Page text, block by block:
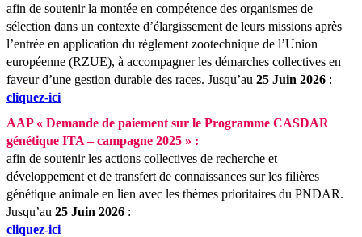
afin de soutenir la montée en compétence des organismes de
sélection dans un contexte d’élargissement de leurs missions après
l’entrée en application du règlement zootechnique de l’Union
européenne (RZUE), à accompagner les démarches collectives en
faveur d’une gestion durable des races. Jusqu’au 25 Juin 2026 :
cliquez-ici
AAP « Demande de paiement sur le Programme CASDAR
génétique ITA – campagne 2025 » :
afin de soutenir les actions collectives de recherche et
développement et de transfert de connaissances sur les filières
génétique animale en lien avec les thèmes prioritaires du PNDAR.
Jusqu’au 25 Juin 2026 :
cliquez-ici